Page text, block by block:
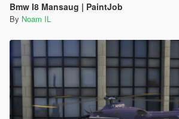
Bmw I8 Mansaug | PaintJob
By Noam IL